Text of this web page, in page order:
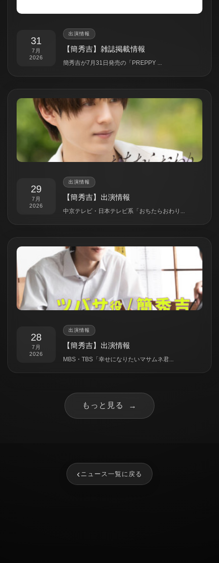
31
7月
2026
出演情報
【簡秀吉】雑誌掲載情報
簡秀吉が7月31日発売の「PREPPY ...
29
7月
2026
出演情報
【簡秀吉】出演情報
中京テレビ・日本テレビ系「おちたらおわり...
28
7月
2026
出演情報
【簡秀吉】出演情報
MBS・TBS「幸せになりたいマサムネ君...
もっと見る →
‹ ニュース一覧に戻る